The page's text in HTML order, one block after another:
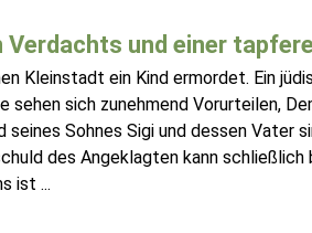
und einer
Kleinstadt ein Kind ermordet. Ein
sich zunehmend Vorurteilen,
Sohnes Sigi und dessen Vater
des Angeklagten kann
ist ...